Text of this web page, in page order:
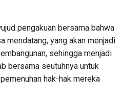
pengakuan bersama bahwa
mendatang, yang akan menjadi
sehingga menjadi
bersama seutuhnya untuk
hak-hak mereka